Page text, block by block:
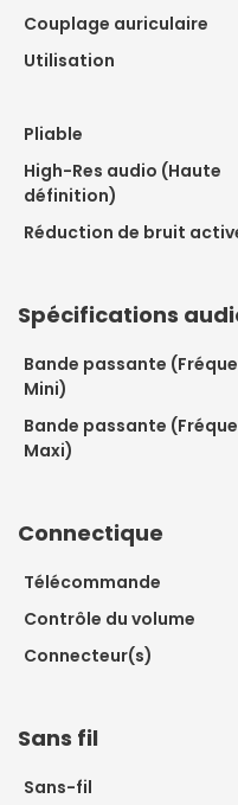
Couplage auriculaire
Utilisation
Pliable
High-Res audio (Haute
définition)
Réduction de bruit
Spécifications
Bande passante
Mini)
Bande passante
Maxi)
Connectique
Télécommande
Contrôle du volume
Connecteur(s)
Sans fil
Sans-fil